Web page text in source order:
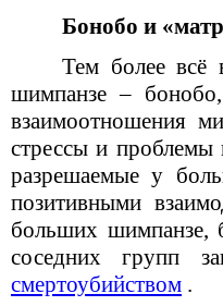
Бонобо и
Тем более всё
шимпанзе –
взаимоотношения
стрессы и
разрешаемые у
позитивными
больших шимпанзе,
соседних групп
смертоубийством .